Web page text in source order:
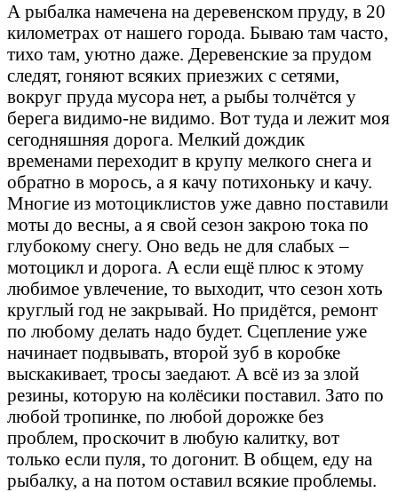
А рыбалка намечена на деревенском пруду, в 20
километрах от нашего города. Бываю там часто,
тихо там, уютно даже. Деревенские за прудом
следят, гоняют всяких приезжих с сетями,
вокруг пруда мусора нет, а рыбы толчётся у
берега видимо-не видимо. Вот туда и лежит моя
сегодняшняя дорога. Мелкий дождик
временами переходит в крупу мелкого снега и
обратно в морось, а я качу потихоньку и качу.
Многие из мотоциклистов уже давно поставили
моты до весны, а я свой сезон закрою тока по
глубокому снегу. Оно ведь не для слабых –
мотоцикл и дорога. А если ещё плюс к этому
любимое увлечение, то выходит, что сезон хоть
круглый год не закрывай. Но придётся, ремонт
по любому делать надо будет. Сцепление уже
начинает подвывать, второй зуб в коробке
выскакивает, тросы заедают. А всё из за злой
резины, которую на колёсики поставил. Зато по
любой тропинке, по любой дорожке без
проблем, проскочит в любую калитку, вот
только если пуля, то догонит. В общем, еду на
рыбалку, а на потом оставил всякие проблемы.